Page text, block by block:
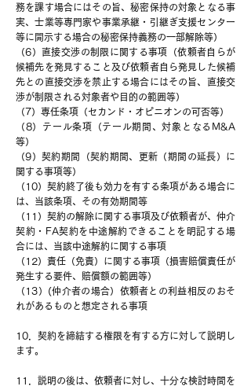
務を課す場合にはその旨、秘密保持の対象となる事
実、士業等専門家や事業承継・引継ぎ支援センター
等に開示する場合の秘密保持義務の一部解除等）
（6）直接交渉の制限に関する事項（依頼者自らが
候補先を発見すること及び依頼者自ら発見した候補
先との直接交渉を禁止する場合にはその旨、直接交
渉が制限される対象者や目的の範囲等）
（7）専任条項（セカンド・オピニオンの可否等）
（8）テール条項（テール期間、対象となるM&A
等）
（9）契約期間（契約期間、更新（期間の延長）に
関する事項等）
（10）契約終了後も効力を有する条項がある場合に
は、当該条項、その有効期間等
（11）契約の解除に関する事項及び依頼者が、仲介
契約・FA契約を中途解約できることを明記する場
合には、当該中途解約に関する事項
（12）責任（免責）に関する事項（損害賠償責任が
発生する要件、賠償額の範囲等）
（13）(仲介者の場合）依頼者との利益相反のおそ
れがあるものと想定される事項
10．契約を締結する権限を有する方に対して説明し
ます。
11．説明の後は、依頼者に対し、十分な検討時間を